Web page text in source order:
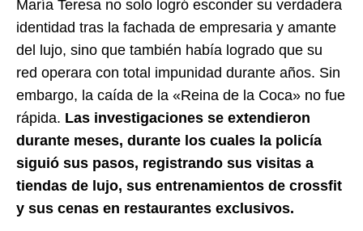
María Teresa no solo logró esconder su verdadera
identidad tras la fachada de empresaria y amante
del lujo, sino que también había logrado que su
red operara con total impunidad durante años. Sin
embargo, la caída de la «Reina de la Coca» no fue
rápida. Las investigaciones se extendieron
durante meses, durante los cuales la policía
siguió sus pasos, registrando sus visitas a
tiendas de lujo, sus entrenamientos de crossfit
y sus cenas en restaurantes exclusivos.